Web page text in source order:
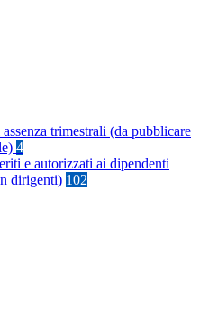
assenza trimestrali (da pubblicare
4
e autorizzati ai dipendenti
dirigenti) 102